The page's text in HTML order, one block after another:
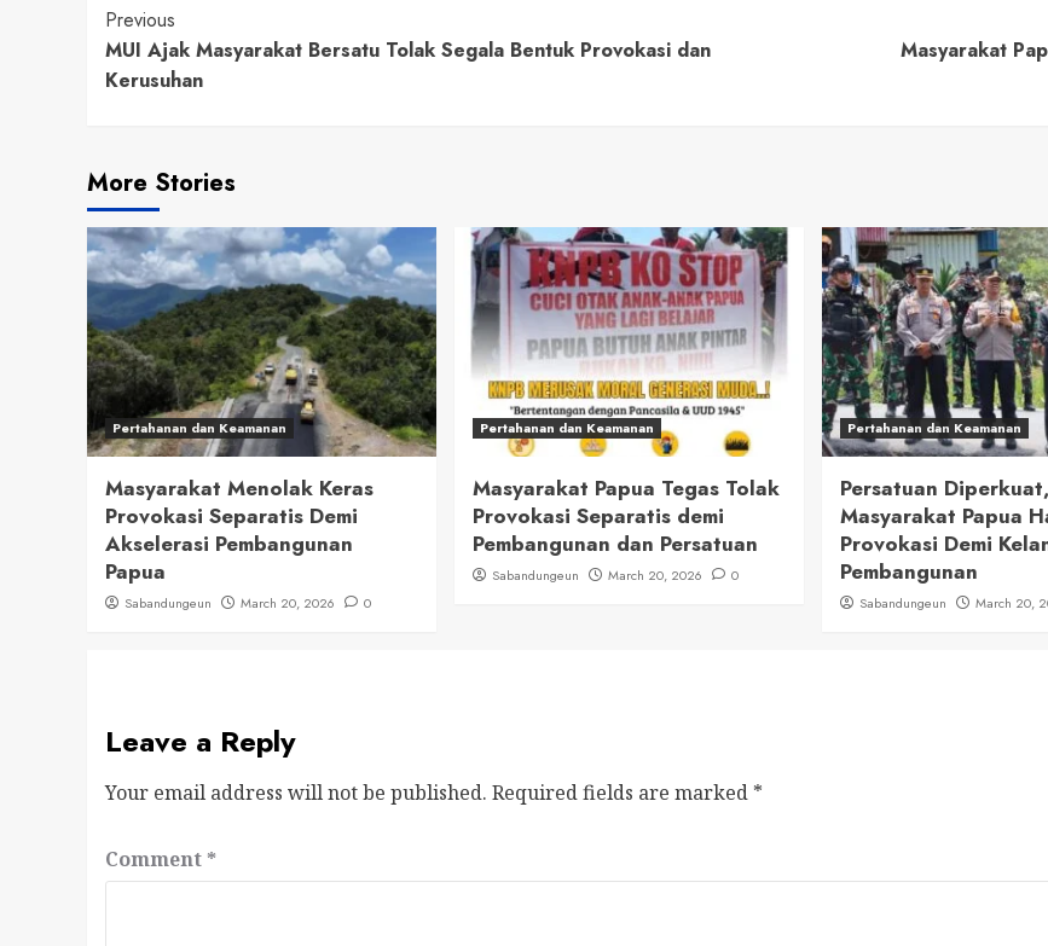
Continue
Reading
Previous
MUI Ajak Masyarakat Bersatu Tolak Segala Bentuk Provokasi dan
Kerusuhan
Masyarakat
More Stories
Pertahanan dan Keamanan
Masyarakat Menolak Keras
Provokasi Separatis Demi
Akselerasi Pembangunan
Papua
Sabandungeun March 20, 2026 0
Pertahanan dan Keamanan
Masyarakat Papua Tegas Tolak
Provokasi Separatis demi
Pembangunan dan Persatuan
Sabandungeun March 20, 2026 0
Pertahanan dan Keamanan
Persatuan Diperkuat,
Masyarakat Papua
Provokasi Demi
Pembangunan
Sabandungeun March 20,
Leave a Reply
Your email address will not be published. Required fields are marked *
Comment *